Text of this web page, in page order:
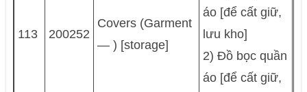
113 200252
Covers (Garment
— ) [storage]
áo [để cất giữ,
lưu kho]
2) Đồ bọc quần
áo [để cất giữ,